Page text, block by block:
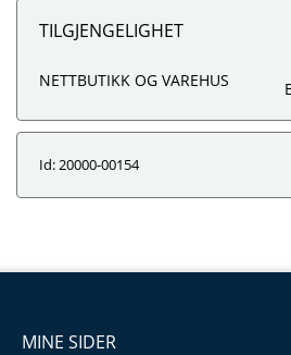
TILGJENGELIGHET
NETTBUTIKK OG VAREHUS
Id: 20000-00154
MINE SIDER